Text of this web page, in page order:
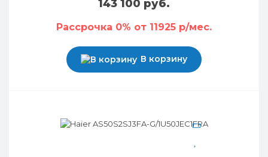
143 100 руб.
Рассрочка 0% от 11925 р/мес.
В корзину